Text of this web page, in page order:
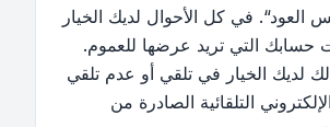
العود“. في كل الأحوال لديك الخيار
حسابك التي تريد عرضها للعموم.
لديك الخيار في تلقي أو عدم تلقي
التلقائية الصادرة من